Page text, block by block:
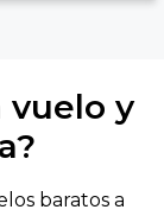
vuelo y
baratos a